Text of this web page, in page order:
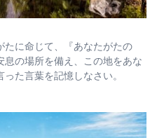
たに命じて、『あなたがたの
の場所を備え、この地をあな
た言葉を記憶しなさい。